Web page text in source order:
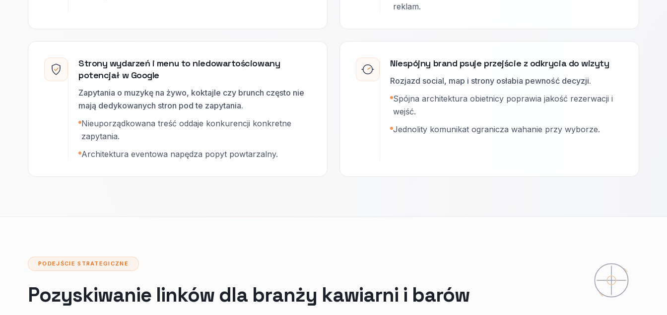
reklam.
Strony wydarzeń i menu to niedowartościowany
potencjał w Google
Zapytania o muzykę na żywo, koktajle czy brunch często nie
mają dedykowanych stron pod te zapytania.
Nieuporządkowana treść oddaje konkurencji konkretne
zapytania.
Architektura eventowa napędza popyt powtarzalny.
Niespójny brand psuje przejście z odkrycia do wizyty
Rozjazd social, map i strony osłabia pewność decyzji.
Spójna architektura obietnicy poprawia jakość rezerwacji i
wejść.
Jednolity komunikat ogranicza wahanie przy wyborze.
PODEJŚCIE STRATEGICZNE
Pozyskiwanie linków dla branży kawiarni i barów